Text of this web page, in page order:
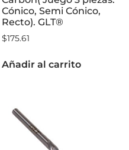
Cónico, Semi Cónico,
Recto). GLT®
$175.61
Añadir al carrito